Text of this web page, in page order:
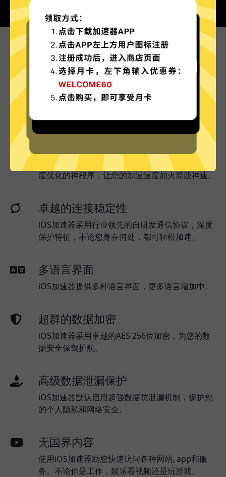
为什么选择iOS加速器?
更多服务器地区选择
iOS加速器现已拥有超多加速服务器节点，并且还
iOS加速器已为所有iOS加速器服务器部署实时速
度优化的神程序，让您的加速速度如火箭般神速。
卓越的连接稳定性
iOS加速器采用行业领先的自研发通信协议，深度
保护特征，不论您身在何处，都可轻松加速。
多语言界面
iOS加速器提供多种语言界面，更多语言增加中。
超群的数据加密
iOS加速器采用卓越的AES 256位加密，为您的数
据安全保驾护航。
高级数据泄漏保护
iOS加速器默认启用超强数据防泄漏机制，保护您
的个人隐私和网络安全。
无国界内容
使用iOS加速器助您快速访问各种网站, app和服
务。不论你是工作，娱乐看视频还是玩游戏。